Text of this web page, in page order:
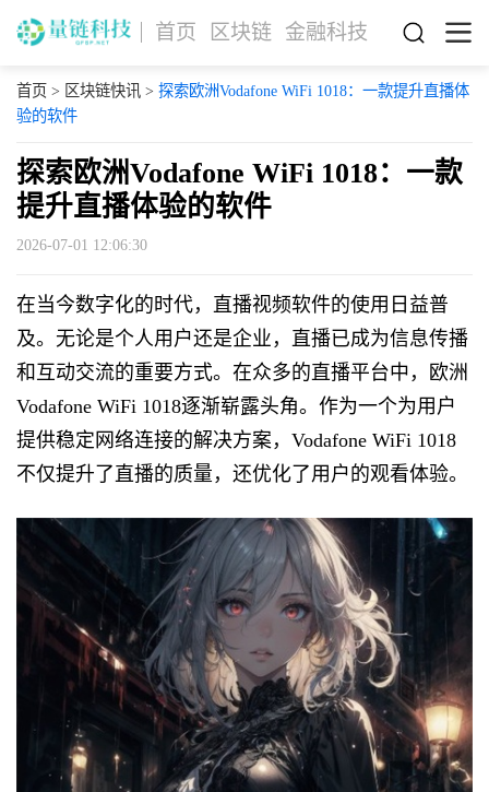
首页 区块链 金融科技
首页 > 区块链快讯> 探索欧洲Vodafone WiFi 1018：一款提升直播体
验的软件
探索欧洲Vodafone WiFi 1018：一款
提升直播体验的软件
2026-07-01 12:06:30
在当今数字化的时代，直播视频软件的使用日益普
及。无论是个人用户还是企业，直播已成为信息传播
和互动交流的重要方式。在众多的直播平台中，欧洲
Vodafone WiFi 1018逐渐崭露头角。作为一个为用户
提供稳定网络连接的解决方案，Vodafone WiFi 1018
不仅提升了直播的质量，还优化了用户的观看体验。